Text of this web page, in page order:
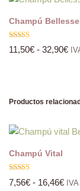
Champú
Valorado
con
11,50€ - 32,90€
Productos
Champú Vital
Valorado
con
7,56€ - 16,46€